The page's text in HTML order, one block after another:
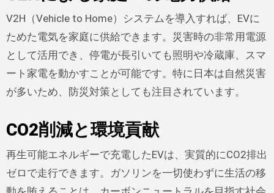
V2H（Vehicle to Home）システムを導入すれば、EVに
ためた電気を家庭に供給できます。災害時の非常用電源
として活用でき、停電が長引いても照明や冷蔵庫、スマ
ート家電を動かすことが可能です。特に日本は自然災害
が多いため、防災対策としても注目されています。
CO2削減と環境貢献
再生可能エネルギーで充電したEVは、実質的にCO2排出
ゼロで走行できます。ガソリンを一切使わずに生活の移